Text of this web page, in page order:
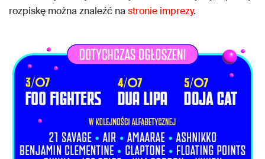
rozpiskę można znaleźć nastronie imprezy.